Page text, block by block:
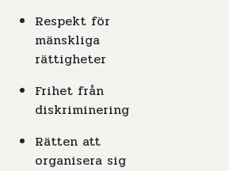
Respekt för
mänskliga
rättigheter
Frihet från
diskriminering
Rätten att
organisera sig